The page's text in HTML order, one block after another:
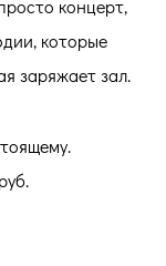
концерт,
которые
заряжает зал.